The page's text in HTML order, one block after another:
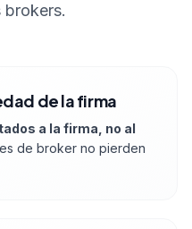
brokers.
de la firma
a la firma, no al
de broker no pierden